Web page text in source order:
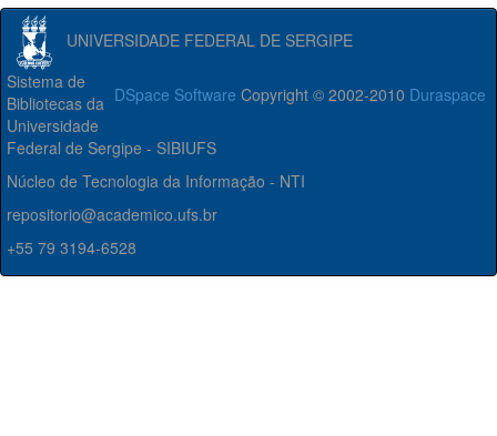
UNIVERSIDADE FEDERAL DE SERGIPE
DSpace Software Copyright © 2002-2010 Duraspace
Sistema de
Bibliotecas da
Universidade
Federal de Sergipe - SIBIUFS
Núcleo de Tecnologia da Informação - NTI
repositorio@academico.ufs.br
+55 79 3194-6528